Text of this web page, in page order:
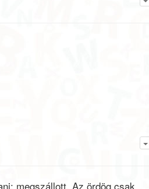
megszállott. Az ördög csak